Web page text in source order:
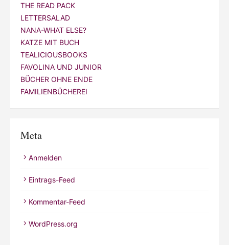
THE READ PACK
LETTERSALAD
NANA-WHAT ELSE?
KATZE MIT BUCH
TEALICIOUSBOOKS
FAVOLINA UND JUNIOR
BÜCHER OHNE ENDE
FAMILIENBÜCHEREI
Meta
Anmelden
Eintrags-Feed
Kommentar-Feed
WordPress.org